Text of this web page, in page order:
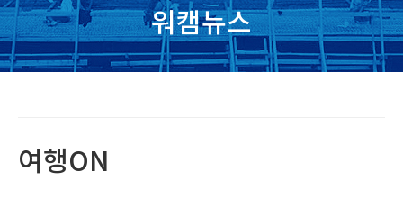
워캠뉴스
여행ON